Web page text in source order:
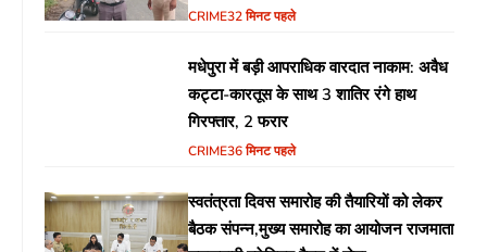
CRIME32 मिनट पहले
मधेपुरा में बड़ी आपराधिक वारदात नाकाम: अवैध
कट्टा-कारतूस के साथ 3 शातिर रंगे हाथ
गिरफ्तार, 2 फरार
CRIME36 मिनट पहले
स्वतंत्रता दिवस समारोह की तैयारियों को लेकर
बैठक संपन्न,मुख्य समारोह का आयोजन राजमाता